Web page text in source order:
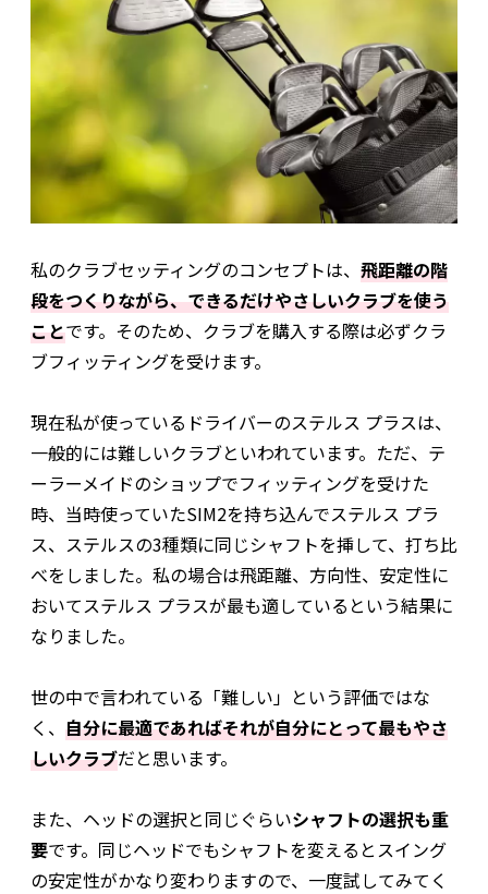
私のクラブセッティングのコンセプトは、 飛距離の階
段をつくりながら、できるだけやさしいクラブを使う
ことです。そのため、クラブを購入する際は必ずクラ
ブフィッティングを受けます。
現在私が使っているドライバーのステルス プラスは、
一般的には難しいクラブといわれています。ただ、テ
ーラーメイドのショップでフィッティングを受けた
時、当時使っていたSIM2を持ち込んでステルス プラ
ス、ステルスの3種類に同じシャフトを挿して、打ち比
べをしました。私の場合は飛距離、方向性、安定性に
おいてステルス プラスが最も適しているという結果に
なりました。
世の中で言われている「難しい」という評価ではな
く、 自分に最適であればそれが自分にとって最もやさ
しいクラブだと思います。
また、ヘッドの選択と同じぐらいシャフトの選択も重
要です。同じヘッドでもシャフトを変えるとスイング
の安定性がかなり変わりますので、一度試してみてく